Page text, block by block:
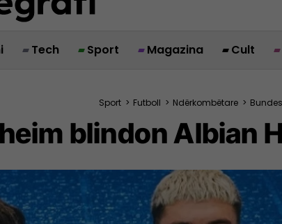
Tech Sport Magazina Cult
Sport > Futboll > Ndërkombëtare >
blindon Albian